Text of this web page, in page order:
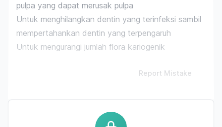
pulpa yang dapat merusak pulpa
Untuk menghilangkan dentin yang terinfeksi sambil
mempertahankan dentin yang terpengaruh
Untuk mengurangi jumlah flora kariogenik
Report Mistake